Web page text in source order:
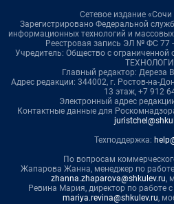
Сетевое издание
Зарегистрировано Федеральной
информационных технологий и
Реестровая запись ЭЛ № ФС 77
Учредитель: Общество с
Главный редактор: Дереза
Адрес редакции: 344002, г. Ростов-на-
13 этаж, +7 912
Электронный адрес
Контактные данные для
Техподдержка:
По вопросам
Жапарова Жанна, менеджер по
zhanna.zhaparova@shkulev.ru,
Ревина Мария, директор по работе
mariya.revina@shkulev.ru,